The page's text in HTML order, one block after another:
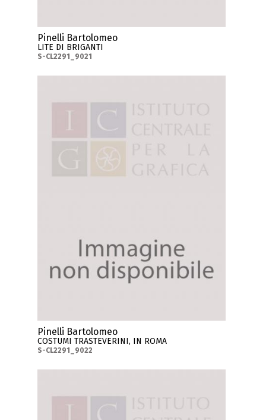
Pinelli Bartolomeo
LITE DI BRIGANTI
S-CL2291_9021
Pinelli Bartolomeo
COSTUMI TRASTEVERINI, IN ROMA
S-CL2291_9022